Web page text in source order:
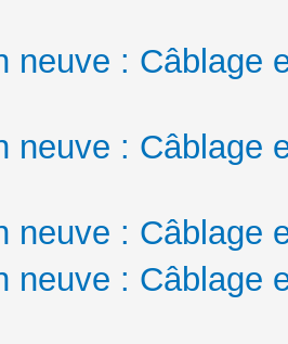
neuve : Câblage
neuve : Câblage
neuve : Câblage
neuve : Câblage